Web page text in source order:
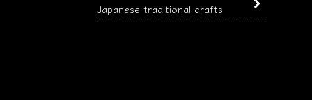
Japanese traditional crafts